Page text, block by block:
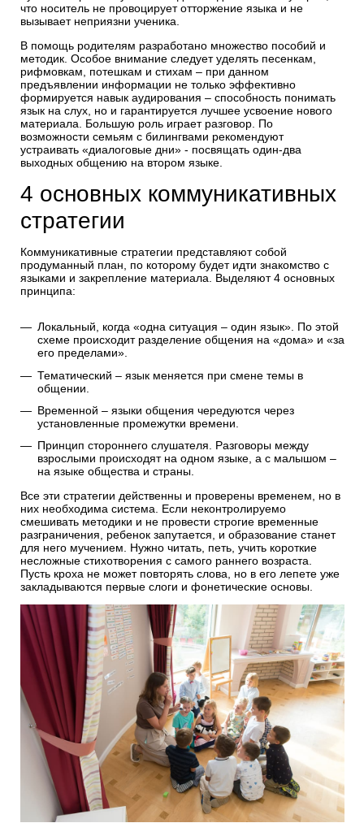
что носитель не провоцирует отторжение языка и не
вызывает неприязни ученика.
В помощь родителям разработано множество пособий и
методик. Особое внимание следует уделять песенкам,
рифмовкам, потешкам и стихам – при данном
предъявлении информации не только эффективно
формируется навык аудирования – способность понимать
язык на слух, но и гарантируется лучшее усвоение нового
материала. Большую роль играет разговор. По
возможности семьям с билингвами рекомендуют
устраивать «диалоговые дни» - посвящать один-два
выходных общению на втором языке.
4 основных коммуникативных
стратегии
Коммуникативные стратегии представляют собой
продуманный план, по которому будет идти знакомство с
языками и закрепление материала. Выделяют 4 основных
принципа:
Локальный, когда «одна ситуация – один язык». По этой
схеме происходит разделение общения на «дома» и «за
его пределами».
Тематический – язык меняется при смене темы в
общении.
Временной – языки общения чередуются через
установленные промежутки времени.
Принцип стороннего слушателя. Разговоры между
взрослыми происходят на одном языке, а с малышом –
на языке общества и страны.
Все эти стратегии действенны и проверены временем, но в
них необходима система. Если неконтролируемо
смешивать методики и не провести строгие временные
разграничения, ребенок запутается, и образование станет
для него мучением. Нужно читать, петь, учить короткие
несложные стихотворения с самого раннего возраста.
Пусть кроха не может повторять слова, но в его лепете уже
закладываются первые слоги и фонетические основы.